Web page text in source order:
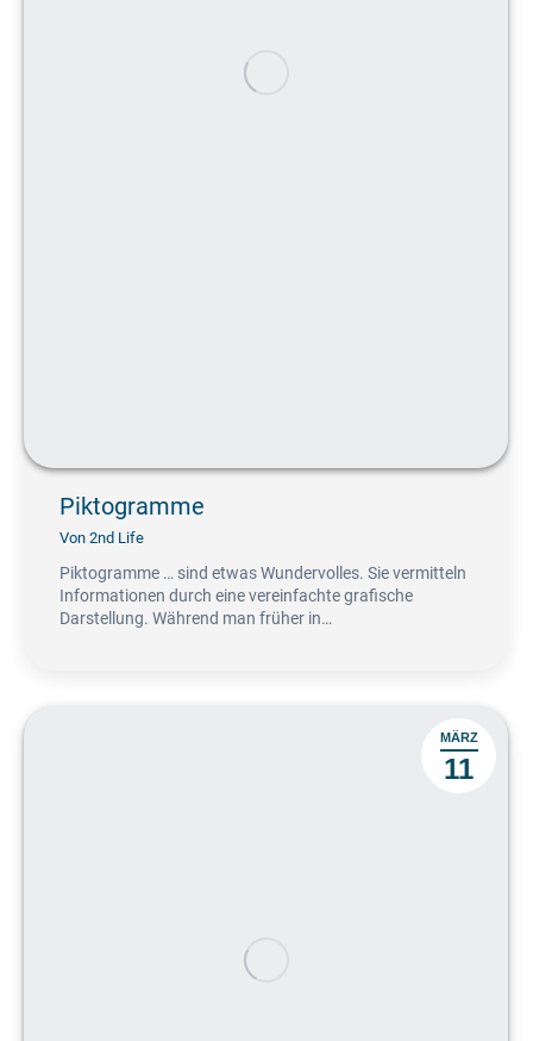
Piktogramme
Von 2nd Life
Piktogramme … sind etwas Wundervolles. Sie vermitteln
Informationen durch eine vereinfachte grafische
Darstellung. Während man früher in…
MÄRZ
11